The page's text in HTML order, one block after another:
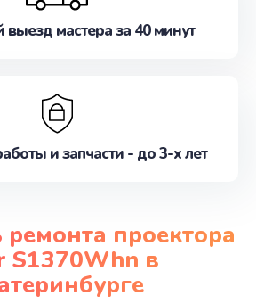
выезд мастера за 40 минут
и запчасти - до 3-х лет
ремонта проектора
S1370Whn в